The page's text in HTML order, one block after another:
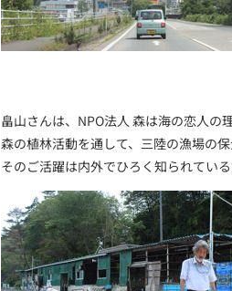
畠山さんは、NPO法人 森は海の恋人の
森の植林活動を通して、三陸の漁場の保
そのご活躍は内外でひろく知られている